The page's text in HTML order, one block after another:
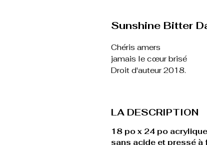
Sunshine Bitter
Chéris amers
jamais le cœur brisé
Droit d'auteur 2018.
LA DESCRIPTION
18 po x 24 po
sans acide et pressé à